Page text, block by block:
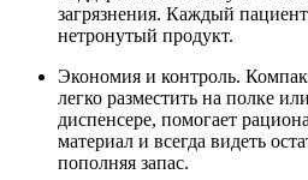
загрязнения. Каждый
нетронутый продукт.
Экономия и контроль.
легко разместить на полке
диспенсере, помогает
материал и всегда видеть
пополняя запас.